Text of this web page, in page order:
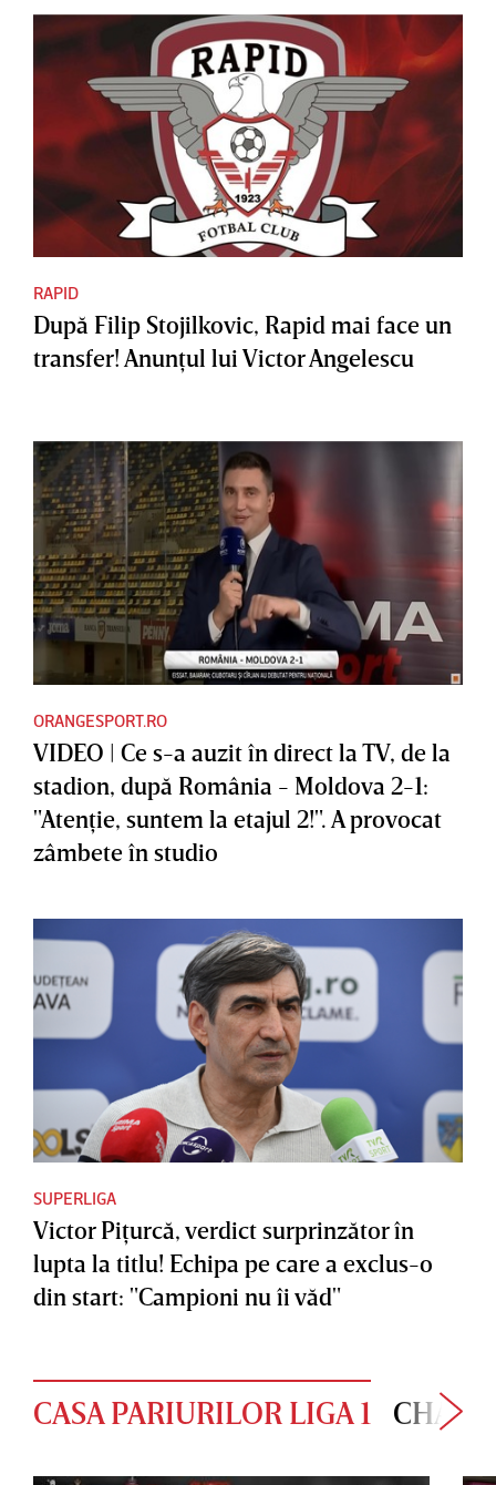
RAPID
După Filip Stojilkovic, Rapid mai face un
transfer! Anunţul lui Victor Angelescu
ORANGESPORT.RO
VIDEO | Ce s-a auzit în direct la TV, de la
stadion, după România - Moldova 2-1:
"Atenţie, suntem la etajul 2!". A provocat
zâmbete în studio
SUPERLIGA
Victor Piţurcă, verdict surprinzător în
lupta la titlu! Echipa pe care a exclus-o
din start: "Campioni nu îi văd"
CASA PARIURILOR LIGA 1